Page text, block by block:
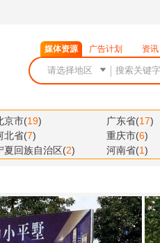
媒体资源 广告计划 资讯
京市(19) 广东省(17)
北省(7) 重庆市(6)
夏回族自治区(2) 河南省(1)